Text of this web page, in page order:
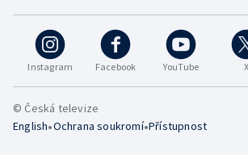
Instagram Facebook YouTube X
© Česká televize
English•Ochrana soukromí•Přístupnost